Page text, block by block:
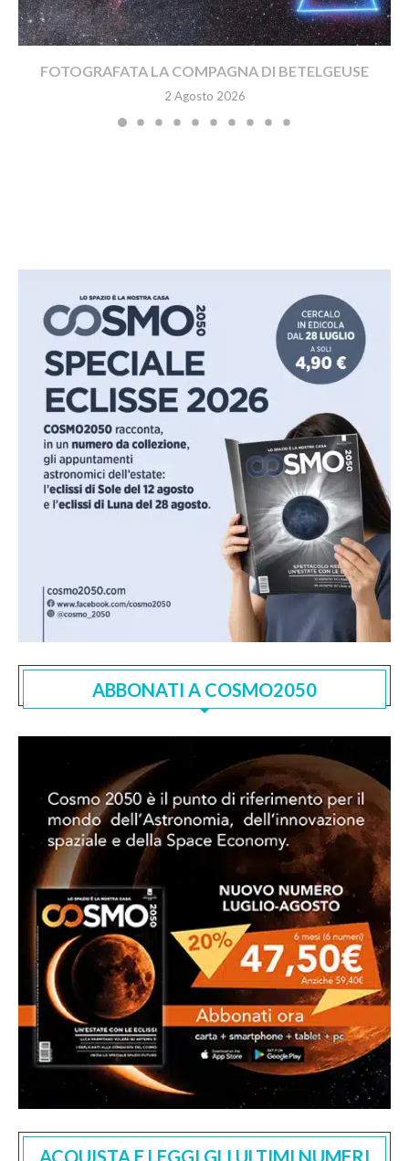
FOTOGRAFATA LA COMPAGNA DI BETELGEUSE
2 Agosto 2026
ABBONATI A COSMO2050
ACQUISTA E LEGGI GLI ULTIMI NUMERI